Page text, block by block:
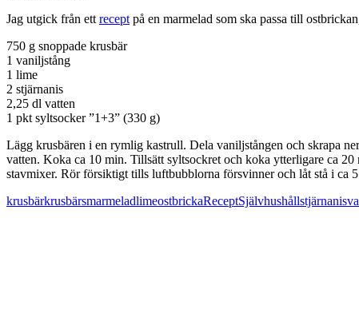
Jag utgick från ett recept på en marmelad som ska passa till
750 g snoppade krusbär
1 vaniljstång
1 lime
2 stjärnanis
2,25 dl vatten
1 pkt syltsocker ”1+3” (330 g)
Lägg krusbären i en rymlig kastrull. Dela vaniljstången och skrapa
vatten. Koka ca 10 min. Tillsätt syltsockret och koka ytterligare ca
stavmixer. Rör försiktigt tills luftbubblorna försvinner och låt stå i ca
krusbärkrusbärsmarmeladlimeostbrickaReceptSjälvhushållstjärnanis